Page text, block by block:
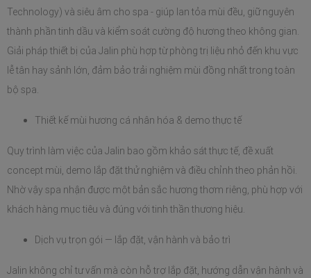
Technology) và siêu âm cho spa - giúp lan tỏa mùi đều, giữ nguyên
thành phần tinh dầu và kiểm soát cường độ hương theo không gian.
Giải pháp thiết bị của Jalin phù hợp từ phòng trị liệu nhỏ đến khu vực
lễ tân hay sảnh lớn, đảm bảo trải nghiệm mùi đồng nhất trong toàn
bộ spa.
Thiết kế mùi hương cá nhân hóa & demo thực tế
Quy trình làm việc của Jalin bao gồm khảo sát thực tế, đề xuất
concept mùi, demo lắp đặt thử nghiệm và điều chỉnh theo phản hồi.
Nhờ vậy spa nhận được một bản sắc hương thơm riêng, phù hợp với
khách hàng mục tiêu và đúng với tinh thần thương hiệu.
Dịch vụ trọn gói — lắp đặt, vận hành và bảo trì
Jalin không chỉ tư vấn mà còn hỗ trợ lắp đặt, hướng dẫn vận hành và